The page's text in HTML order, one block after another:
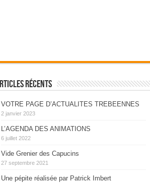
Récents
VOTRE PAGE D’ACTUALITES TREBEENNES
2 janvier 2023
L’AGENDA DES ANIMATIONS
6 juillet 2022
Vide Grenier des Capucins
27 septembre 2021
Une pépite réalisée par Patrick Imbert